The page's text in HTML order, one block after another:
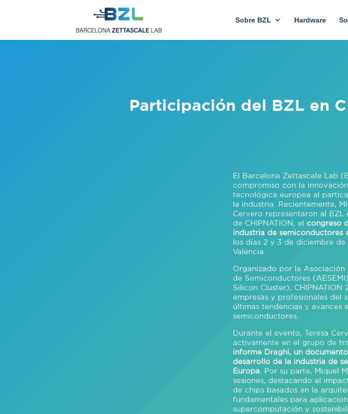
Sobre BZL Hardware
Participación del BZL en
El Barcelona Zettascale Lab
compromiso con la
tecnológica europea al
la industria. Recientemente,
Cervero representaron al BZL
de CHIPNATION, el congreso
industria de semiconductores
los días 2 y 3 de diciembre
València.
Organizado por la Asociación
de Semiconductores
Silicon Cluster),
empresas y profesionales del
últimas tendencias y avances
semiconductores.
Durante el evento, Teresa
activamente en el grupo de
informe Draghi, un
desarrollo de la industria de
Europa. Por su parte, Miquel
sesiones, destacando el
de chips basados en la
fundamentales para
supercomputación y